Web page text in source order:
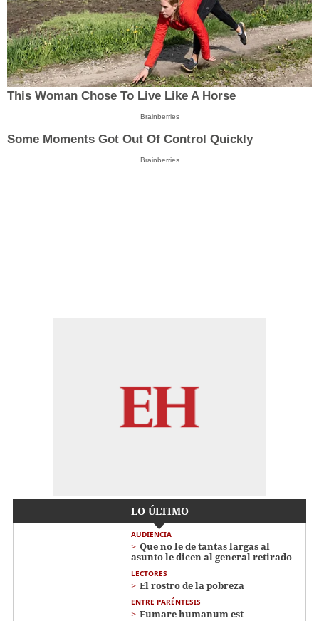
This Woman Chose To Live Like A Horse
Brainberries
Some Moments Got Out Of Control Quickly
Brainberries
LO ÚLTIMO
AUDIENCIA
Que no le de tantas largas al
asunto le dicen al general retirado
LECTORES
El rostro de la pobreza
ENTRE PARÉNTESIS
Fumare humanum est